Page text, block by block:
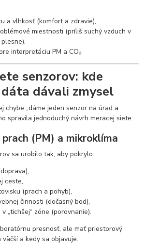
a vlhkosť (komfort a zdravie),
miestnosti (príliš suchý vzduch v
interpretáciu PM a CO₂.
senzorov: kde
dávali zmysel
chybe „dáme jeden senzor na úrad a
spravila jednoduchý návrh meracej siete:
(PM) a mikroklíma
sa urobilo tak, aby pokrylo:
ceste,
(prach a pohyb),
činnosti (dočasný bod),
„tichšej“ zóne (porovnanie).
presnosť, ale mať priestorový
a kedy sa objavuje.